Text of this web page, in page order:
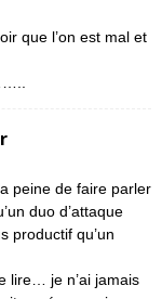
que l’on est mal et
peine de faire parler
duo d’attaque
productif qu’un
lire… je n’ai jamais